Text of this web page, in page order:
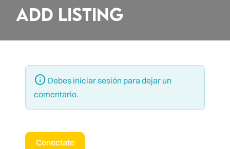
Add Listing
Debes iniciar sesión para dejar un
comentario.
Conectate